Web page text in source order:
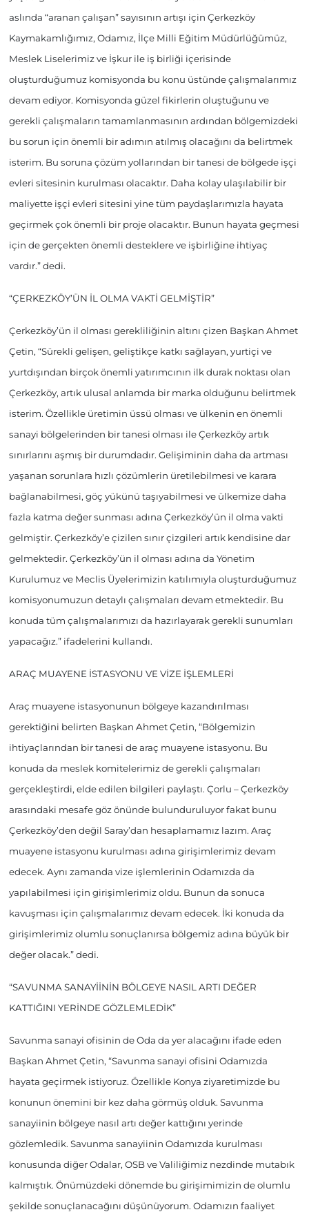
aslında “aranan çalışan” sayısının artışı için Çerkezköy
Kaymakamlığımız, Odamız, İlçe Milli Eğitim Müdürlüğümüz,
Meslek Liselerimiz ve İşkur ile iş birliği içerisinde
oluşturduğumuz komisyonda bu konu üstünde çalışmalarımız
devam ediyor. Komisyonda güzel fikirlerin oluştuğunu ve
gerekli çalışmaların tamamlanmasının ardından bölgemizdeki
bu sorun için önemli bir adımın atılmış olacağını da belirtmek
isterim. Bu soruna çözüm yollarından bir tanesi de bölgede işçi
evleri sitesinin kurulması olacaktır. Daha kolay ulaşılabilir bir
maliyette işçi evleri sitesini yine tüm paydaşlarımızla hayata
geçirmek çok önemli bir proje olacaktır. Bunun hayata geçmesi
için de gerçekten önemli desteklere ve işbirliğine ihtiyaç
vardır.” dedi.
“ÇERKEZKÖY’ÜN İL OLMA VAKTİ GELMİŞTİR”
Çerkezköy’ün il olması gerekliliğinin altını çizen Başkan Ahmet
Çetin, “Sürekli gelişen, geliştikçe katkı sağlayan, yurtiçi ve
yurtdışından birçok önemli yatırımcının ilk durak noktası olan
Çerkezköy, artık ulusal anlamda bir marka olduğunu belirtmek
isterim. Özellikle üretimin üssü olması ve ülkenin en önemli
sanayi bölgelerinden bir tanesi olması ile Çerkezköy artık
sınırlarını aşmış bir durumdadır. Gelişiminin daha da artması
yaşanan sorunlara hızlı çözümlerin üretilebilmesi ve karara
bağlanabilmesi, göç yükünü taşıyabilmesi ve ülkemize daha
fazla katma değer sunması adına Çerkezköy’ün il olma vakti
gelmiştir. Çerkezköy’e çizilen sınır çizgileri artık kendisine dar
gelmektedir. Çerkezköy’ün il olması adına da Yönetim
Kurulumuz ve Meclis Üyelerimizin katılımıyla oluşturduğumuz
komisyonumuzun detaylı çalışmaları devam etmektedir. Bu
konuda tüm çalışmalarımızı da hazırlayarak gerekli sunumları
yapacağız.” ifadelerini kullandı.
ARAÇ MUAYENE İSTASYONU VE VİZE İŞLEMLERİ
Araç muayene istasyonunun bölgeye kazandırılması
gerektiğini belirten Başkan Ahmet Çetin, “Bölgemizin
ihtiyaçlarından bir tanesi de araç muayene istasyonu. Bu
konuda da meslek komitelerimiz de gerekli çalışmaları
gerçekleştirdi, elde edilen bilgileri paylaştı. Çorlu – Çerkezköy
arasındaki mesafe göz önünde bulunduruluyor fakat bunu
Çerkezköy’den değil Saray’dan hesaplamamız lazım. Araç
muayene istasyonu kurulması adına girişimlerimiz devam
edecek. Aynı zamanda vize işlemlerinin Odamızda da
yapılabilmesi için girişimlerimiz oldu. Bunun da sonuca
kavuşması için çalışmalarımız devam edecek. İki konuda da
girişimlerimiz olumlu sonuçlanırsa bölgemiz adına büyük bir
değer olacak.” dedi.
“SAVUNMA SANAYİİNİN BÖLGEYE NASIL ARTI DEĞER
KATTIĞINI YERİNDE GÖZLEMLEDİK”
Savunma sanayi ofisinin de Oda da yer alacağını ifade eden
Başkan Ahmet Çetin, “Savunma sanayi ofisini Odamızda
hayata geçirmek istiyoruz. Özellikle Konya ziyaretimizde bu
konunun önemini bir kez daha görmüş olduk. Savunma
sanayiinin bölgeye nasıl artı değer kattığını yerinde
gözlemledik. Savunma sanayiinin Odamızda kurulması
konusunda diğer Odalar, OSB ve Valiliğimiz nezdinde mutabık
kalmıştık. Önümüzdeki dönemde bu girişimimizin de olumlu
şekilde sonuçlanacağını düşünüyorum. Odamızın faaliyet